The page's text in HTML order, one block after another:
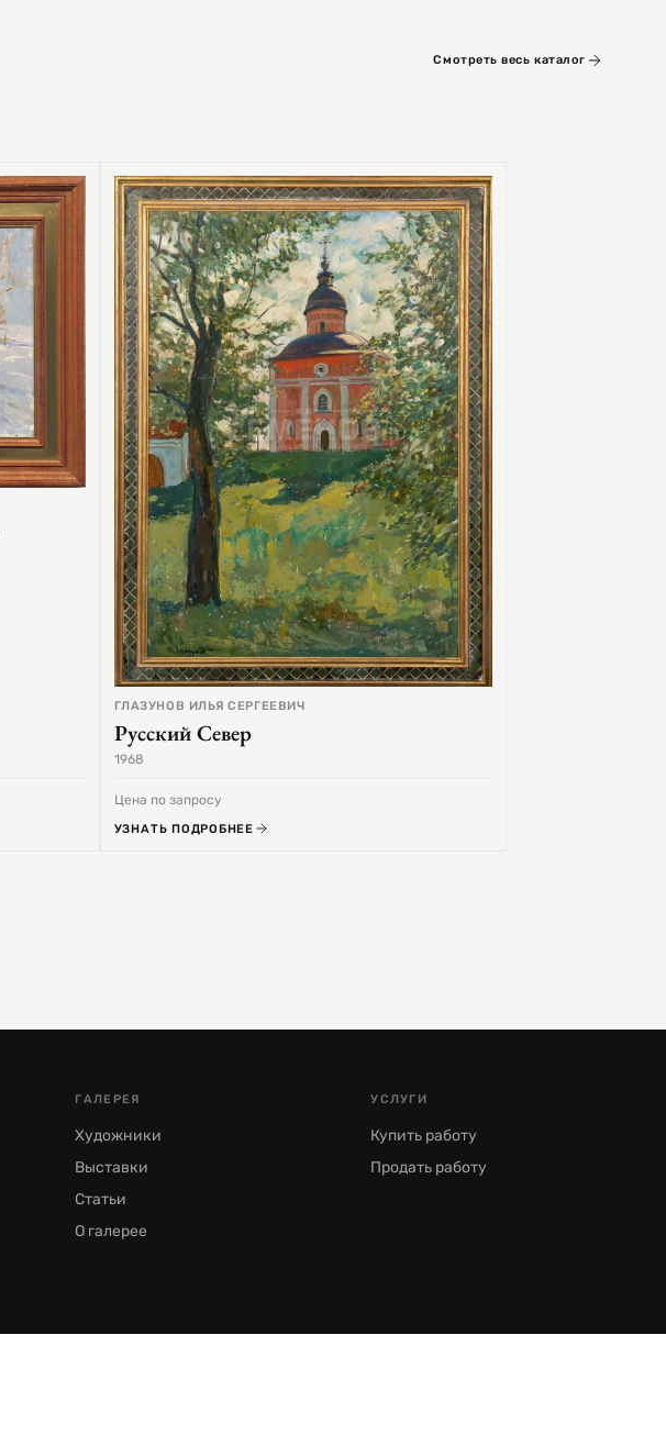
Смотреть весь каталог
ГЛАЗУНОВ ИЛЬЯ СЕРГЕЕВИЧ
Русский Север
1968
Цена по запросу
УЗНАТЬ ПОДРОБНЕЕ
ГАЛЕРЕЯ
Художники
Выставки
Статьи
О галерее
УСЛУГИ
Купить работу
Продать работу